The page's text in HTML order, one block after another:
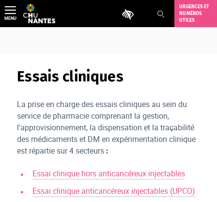
Aller
au
contenu
Outils d'accessibilité
URGENCES ET
NUMÉROS
UTILES
MENU
Essais cliniques
La prise en charge des essais cliniques au sein du
service de pharmacie comprenant la gestion,
l'approvisionnement, la dispensation et la traçabilité
des médicaments et DM en expérimentation clinique
est répartie sur 4 secteurs:
Essai clinique hors anticancéreux injectables
Essai clinique anticancéreux injectables (UPCO)